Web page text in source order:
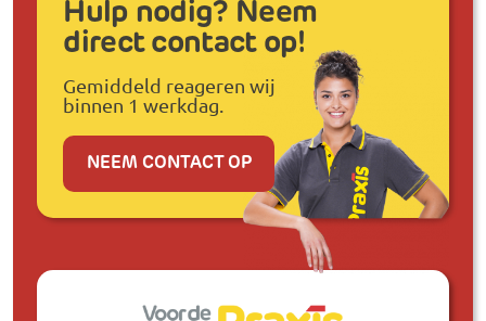
Hulp nodig? Neem
direct contact op!
Gemiddeld reageren wij
binnen 1 werkdag.
NEEM CONTACT OP